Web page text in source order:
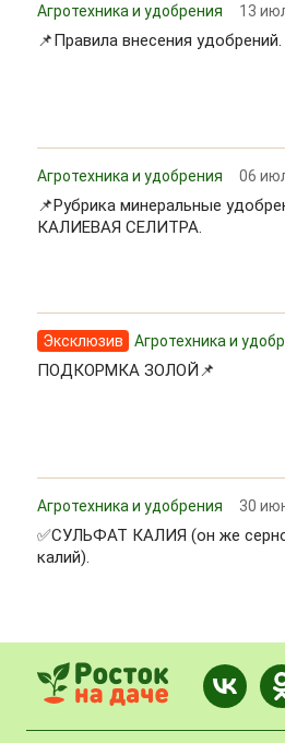
Агротехника и удобрения 13
📌Правила внесения удобрений.
Агротехника и удобрения 06
📌Рубрика минеральные
КАЛИЕВАЯ СЕЛИТРА.
Эксклюзив Агротехника и
ПОДКОРМКА ЗОЛОЙ📌
Агротехника и удобрения 30
✅СУЛЬФАТ КАЛИЯ (он же
калий).